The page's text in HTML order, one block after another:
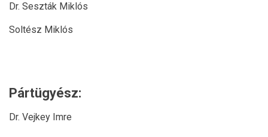
Dr. Seszták Miklós
Soltész Miklós
Pártügyész:
Dr. Vejkey Imre